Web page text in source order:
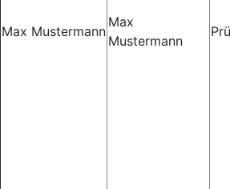
Max Mustermann
Max
Mustermann